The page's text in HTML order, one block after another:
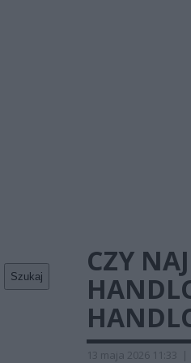
Szukaj
CZY
13 maja 2026 11:33 |